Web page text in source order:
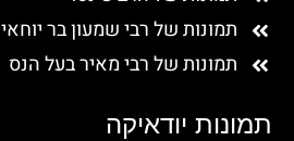
תמונות יודאיקה
תמונות של רבי שמעון בר יוחאי
תמונות של רבי מאיר בעל הנס